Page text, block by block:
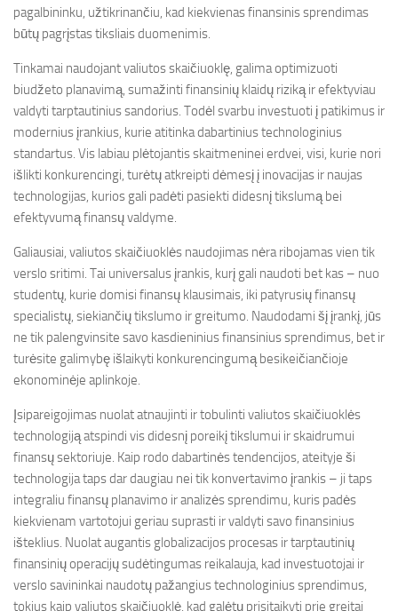
pagalbininku, užtikrinančiu, kad kiekvienas finansinis sprendimas
būtų pagrįstas tiksliais duomenimis.
Tinkamai naudojant valiutos skaičiuoklę, galima optimizuoti
biudžeto planavimą, sumažinti finansinių klaidų riziką ir efektyviau
valdyti tarptautinius sandorius. Todėl svarbu investuoti į patikimus ir
modernius įrankius, kurie atitinka dabartinius technologinius
standartus. Vis labiau plėtojantis skaitmeninei erdvei, visi, kurie nori
išlikti konkurencingi, turėtų atkreipti dėmesį į inovacijas ir naujas
technologijas, kurios gali padėti pasiekti didesnį tikslumą bei
efektyvumą finansų valdyme.
Galiausiai, valiutos skaičiuoklės naudojimas nėra ribojamas vien tik
verslo sritimi. Tai universalus įrankis, kurį gali naudoti bet kas – nuo
studentų, kurie domisi finansų klausimais, iki patyrusių finansų
specialistų, siekiančių tikslumo ir greitumo. Naudodami šį įrankį, jūs
ne tik palengvinsite savo kasdieninius finansinius sprendimus, bet ir
turėsite galimybę išlaikyti konkurencingumą besikeičiančioje
ekonominėje aplinkoje.
Įsipareigojimas nuolat atnaujinti ir tobulinti valiutos skaičiuoklės
technologiją atspindi vis didesnį poreikį tikslumui ir skaidrumui
finansų sektoriuje. Kaip rodo dabartinės tendencijos, ateityje ši
technologija taps dar daugiau nei tik konvertavimo įrankis – ji taps
integraliu finansų planavimo ir analizės sprendimu, kuris padės
kiekvienam vartotojui geriau suprasti ir valdyti savo finansinius
išteklius. Nuolat augantis globalizacijos procesas ir tarptautinių
finansinių operacijų sudėtingumas reikalauja, kad investuotojai ir
verslo savininkai naudotų pažangius technologinius sprendimus,
tokius kaip valiutos skaičiuoklė, kad galėtų prisitaikyti prie greitai